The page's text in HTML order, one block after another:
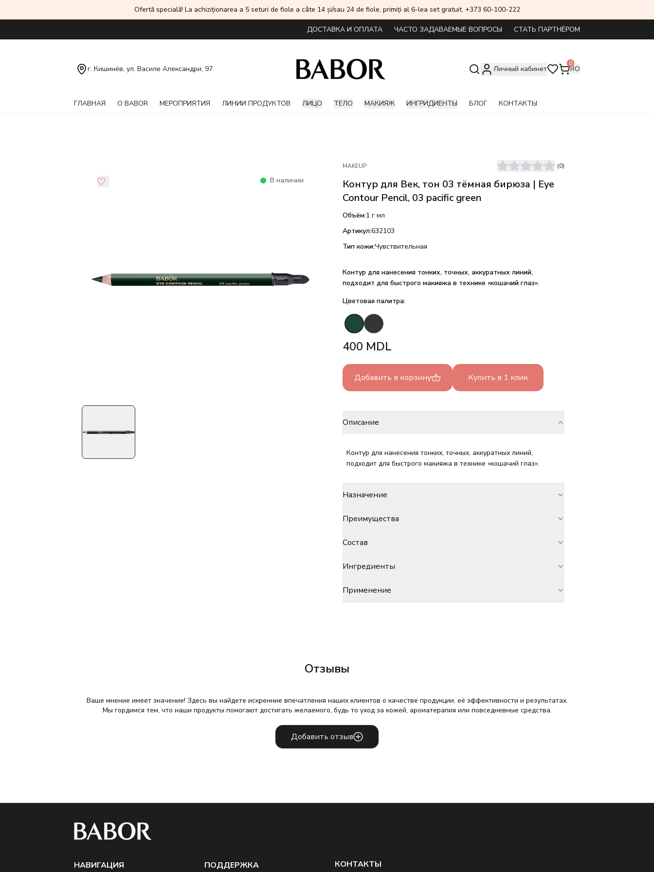
Ofertă specială! La achiziționarea a 5 seturi de fiole a câte 14 și/sau 24 de fiole, primiți al 6-lea set gratuit. +373 60-100-222
ДОСТАВКА И ОПЛАТА ЧАСТО ЗАДАВАЕМЫЕ ВОПРОСЫ СТАТЬ ПАРТНЁРОМ
г. Кишинёв, ул. Василе Александри, 97 Личный кабинет
0
RO
ГЛАВНАЯ О BABOR МЕРОПРИЯТИЯ ЛИНИИ ПРОДУКТОВ ЛИЦО ТЕЛО МАКИЯЖ ИНГРИДИЕНТЫ БЛОГ КОНТАКТЫ
В наличии
MAKEUP (0)
Контур для Век, тон 03 тёмная бирюза | Eye
Contour Pencil, 03 pacific green
Объём:1 г мл
Артикул:632103
Тип кожи:Чувствительная
Контур для нанесения тонких, точных, аккуратных линий,
подходит для быстрого макияжа в технике «кошачий глаз».
Цветовая палитра:
400 MDL
Добавить в корзину Купить в 1 клик
Описание
Контур для нанесения тонких, точных, аккуратных линий,
подходит для быстрого макияжа в технике «кошачий глаз».
Назначение
Преимущества
Состав
Ингредиенты
Применение
Отзывы
Ваше мнение имеет значение! Здесь вы найдете искренние впечатления наших клиентов о качестве продукции, её эффективности и результатах.
Мы гордимся тем, что наши продукты помогают достигать желаемого, будь то уход за кожей, ароматерапия или повседневные средства.
Добавить отзыв
НAВИГАЦИЯ ПОДДЕРЖКА КОНТАКТЫ